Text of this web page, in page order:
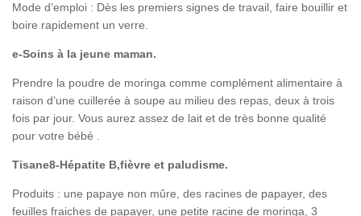
Mode d’emploi : Dès les premiers signes de travail, faire bouillir et
boire rapidement un verre.
e-Soins à la jeune maman.
Prendre la poudre de moringa comme complément alimentaire à
raison d’une cuillerée à soupe au milieu des repas, deux à trois
fois par jour. Vous aurez assez de lait et de très bonne qualité
pour votre bébé .
Tisane8-Hépatite B,fièvre et paludisme.
Produits : une papaye non mûre, des racines de papayer, des
feuilles fraiches de papayer, une petite racine de moringa, 3